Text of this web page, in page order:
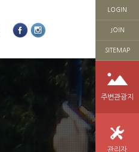
LOGIN
JOIN
SITEMAP
주변관광지
관리자